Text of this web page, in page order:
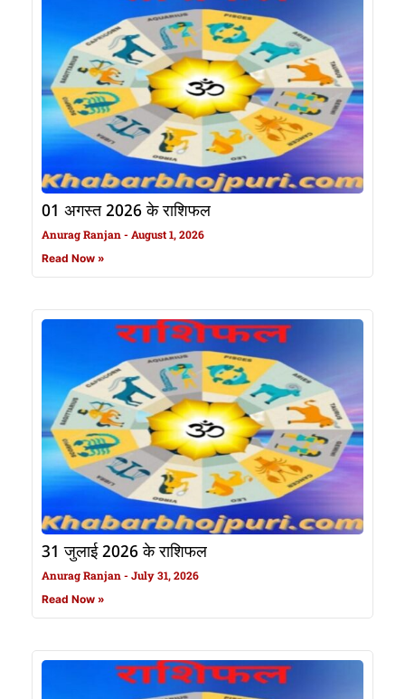
01 अगस्त 2026 के राशिफल
Anurag Ranjan August 1, 2026
Read Now »
31 जुलाई 2026 के राशिफल
Anurag Ranjan July 31, 2026
Read Now »